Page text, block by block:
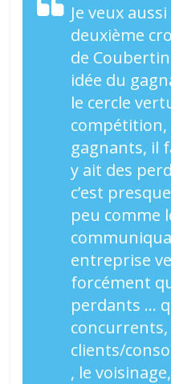
Je veux
deuxième
de
idée du
le cercle
compétition,
gagnants, il
y ait des
c’est
peu comme
entreprise
forcément
perdants …
concurrents,
clients/
, le